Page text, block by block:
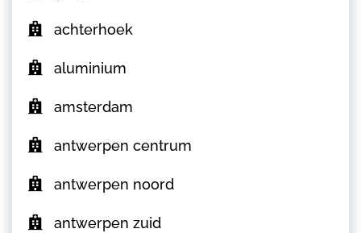
achterhoek
aluminium
amsterdam
antwerpen centrum
antwerpen noord
antwerpen zuid